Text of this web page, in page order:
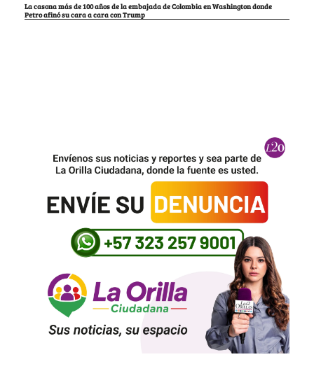
La casona más de 100 años de la embajada de Colombia en Washington donde
Petro afinó su cara a cara con Trump